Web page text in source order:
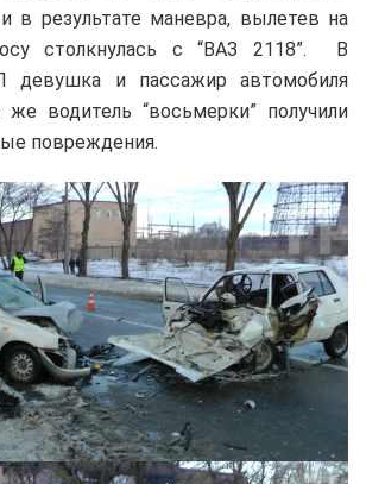
в результате маневра, вылетев на
столкнулась с “ВАЗ 2118”. В
девушка и пассажир автомобиля
же водитель “восьмерки” получили
повреждения.